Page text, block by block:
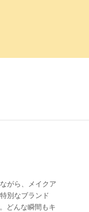
がら、メイクア
別なブランド
どんな瞬間もキ